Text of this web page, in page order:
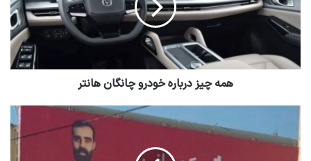
همه چیز درباره خودرو چانگان هانتر